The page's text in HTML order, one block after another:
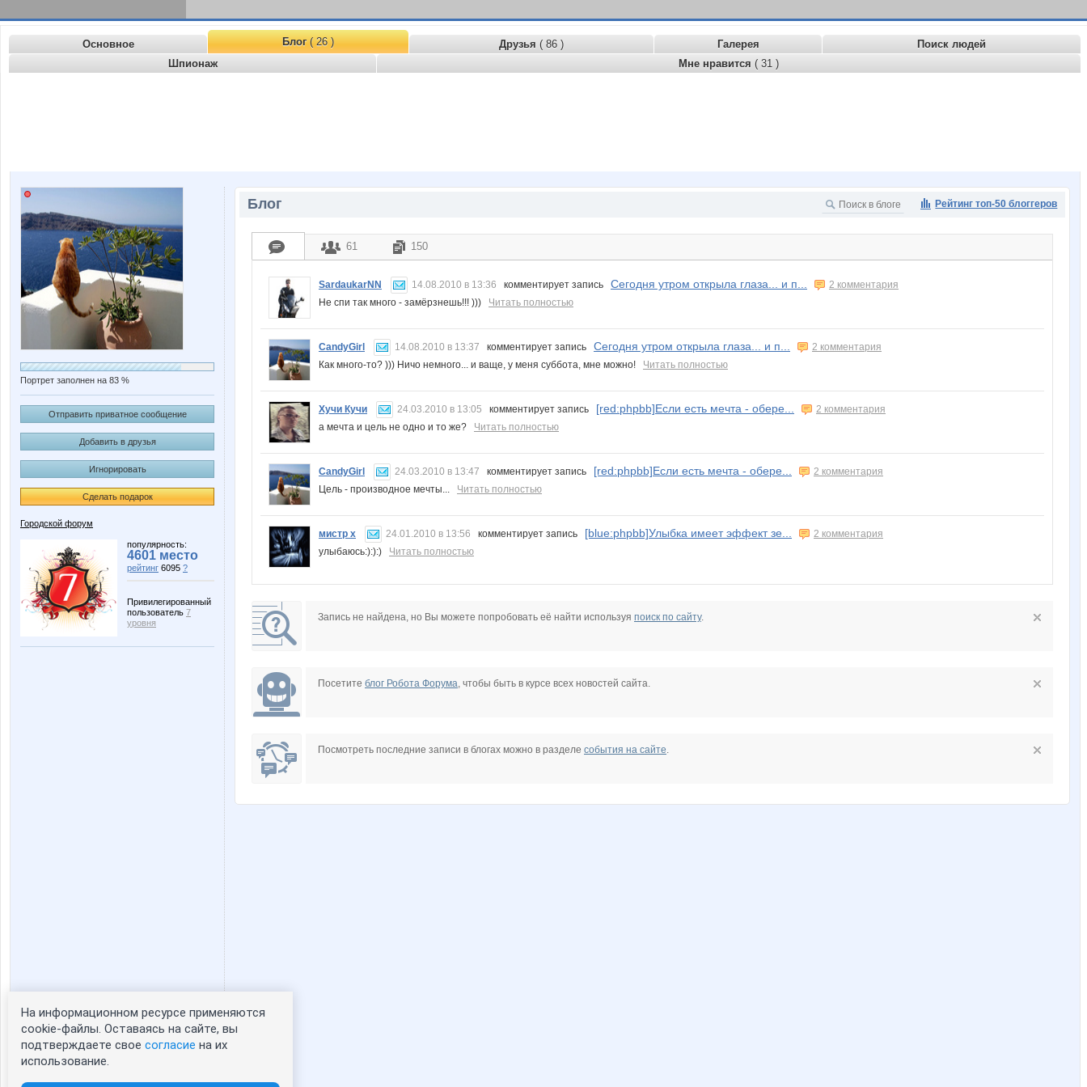
Основное Блог( 26 ) Друзья ( 86 ) Галерея
Поиск людей
Шпионаж
Мне нравится ( 31 )
Портрет заполнен на 83 %
Отправить приватное сообщение
Добавить в друзья
Игнорировать
Сделать подарок
Городской форум
популярность:
4601 место
рейтинг 6095 ?
Привилегированный
пользователь 7
уровня
Статистика портрета:
сейчас просматривают портрет - 0
зарегистрированные пользователи
Рейтинг топ-50 блоггеров
Блог
61 150
SardaukarNN 14.08.2010 в 13:36 комментирует запись Сегодня утром открыла глаза... и п...
2 комментария
Не спи так много - замёрзнешь!!! ))) Читать полностью
CandyGirl 14.08.2010 в 13:37 комментирует запись Сегодня утром открыла глаза... и п...
2 комментария
Как много-то? ))) Ничо немного... и ваще, у меня суббота, мне можно! Читать полностью
Хучи Кучи 24.03.2010 в 13:05 комментирует запись [red:phpbb]Если есть мечта - обере...
2 комментария
а мечта и цель не одно и то же? Читать полностью
CandyGirl 24.03.2010 в 13:47 комментирует запись [red:phpbb]Если есть мечта - обере...
2 комментария
Цель - производное мечты... Читать полностью
мистр х 24.01.2010 в 13:56 комментирует запись [blue:phpbb]Улыбка имеет эффект зе...
2 комментария
улыбаюсь:):):) Читать полностью
Запись не найдена, но Вы можете попробовать её найти используя поиск по сайту.
Посетите блог Робота Форума, чтобы быть в курсе всех новостей сайта.
Посмотреть последние записи в блогах можно в разделе события на сайте.
На информационном ресурсе применяются
cookie-файлы. Оставаясь на сайте, вы
подтверждаете свое согласие на их
использование.